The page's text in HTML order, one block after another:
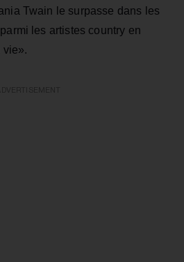
Twain le surpasse dans les
les artistes country en
vie».